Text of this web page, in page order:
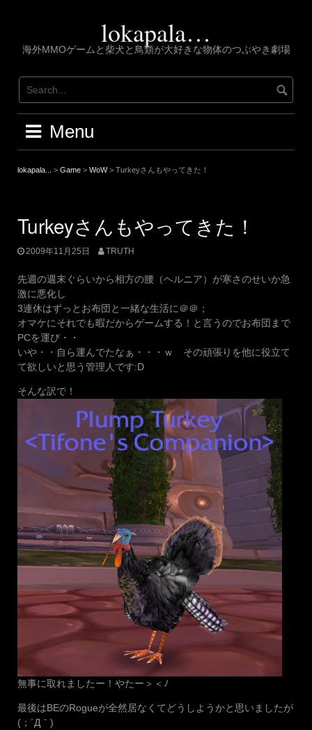
lokapala…
海外MMOゲームと柴犬と鳥類が大好きな物体のつぶやき劇場
Menu
lokapala... > Game > WoW> Turkeyさんもやってきた！
Turkeyさんもやってきた！
2009年11月25日 TRUTH
先週の週末ぐらいから相方の腰（ヘルニア）が寒さのせいか急
激に悪化し
3連休はずっとお布団と一緒な生活に＠＠；
オマケにそれでも暇だからゲームする！と言うのでお布団まで
PCを運び・・
いや・・自ら運んでたなぁ・・・ｗ その頑張りを他に役立て
て欲しいと思う管理人です:D
そんな訳で！
無事に取れましたー！やたー＞＜ﾉ
最後はBEのRogueが全然居なくてどうしようかと思いましたが
(；´Д｀)